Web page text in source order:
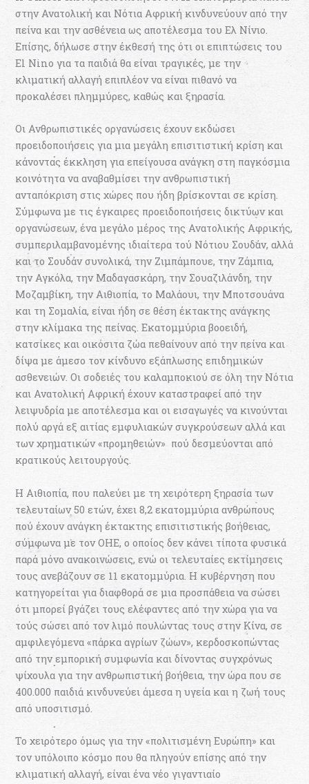
στην Ανατολική και Νότια Αφρική κινδυνεύουν από την
πείνα και την ασθένεια ως αποτέλεσμα του Ελ Νίνιο.
Επίσης, δήλωσε στην έκθεσή της ότι οι επιπτώσεις του
El Nino για τα παιδιά θα είναι τραγικές, με την
κλιματική αλλαγή επιπλέον να είναι πιθανό να
προκαλέσει πλημμύρες, καθώς και ξηρασία.
Οι Ανθρωπιστικές οργανώσεις έχουν εκδώσει
προειδοποιήσεις για μια μεγάλη επισιτιστική κρίση και
κάνοντας έκκληση για επείγουσα ανάγκη στη παγκόσμια
κοινότητα να αναβαθμίσει την ανθρωπιστική
ανταπόκριση στις χώρες που ήδη βρίσκονται σε κρίση.
Σύμφωνα με τις έγκαιρες προειδοποιήσεις δικτύων και
οργανώσεων, ένα μεγάλο μέρος της Ανατολικής Αφρικής,
συμπεριλαμβανομένης ιδιαίτερα τού Νότιου Σουδάν, αλλά
και το Σουδάν συνολικά, την Ζιμπάμπουε, την Ζάμπια,
την Αγκόλα, την Μαδαγασκάρη, την Σουαζιλάνδη, την
Μοζαμβίκη, την Αιθιοπία, το Μαλάουι, την Μποτσουάνα
και τη Σομαλία, είναι ήδη σε θέση έκτακτης ανάγκης
στην κλίμακα της πείνας. Εκατομμύρια βοοειδή,
κατσίκες και οικόσιτα ζώα πεθαίνουν από την πείνα και
δίψα με άμεσο τον κίνδυνο εξάπλωσης επιδημικών
ασθενειών. Οι σοδειές του καλαμποκιού σε όλη την Νότια
και Ανατολική Αφρική έχουν καταστραφεί από την
λειψυδρία με αποτέλεσμα και οι εισαγωγές να κινούνται
πολύ αργά εξ αιτίας εμφυλιακών συγκρούσεων αλλά και
των χρηματικών «προμηθειών» πού δεσμεύονται από
κρατικούς λειτουργούς.
Η Αιθιοπία, που παλεύει με τη χειρότερη ξηρασία των
τελευταίων 50 ετών, έχει 8,2 εκατομμύρια ανθρώπους
πού έχουν ανάγκη έκτακτης επισιτιστικής βοήθειας,
σύμφωνα με τον ΟΗΕ, ο οποίος δεν κάνει τίποτα φυσικά
παρά μόνο ανακοινώσεις, ενώ οι τελευταίες εκτίμησεις
τους ανεβάζουν σε 11 εκατομμύρια. Η κυβέρνηση που
κατηγορείται για διαφθορά σε μια προσπάθεια να σώσει
ότι μπορεί βγάζει τους ελέφαντες από την χώρα για να
τούς σώσει από τον λιμό πουλώντας τους στην Κίνα, σε
αμφιλεγόμενα «πάρκα αγρίων ζώων», κερδοσκοπώντας
από την εμπορική συμφωνία και δίνοντας συγχρόνως
ψίχουλα για την ανθρωπιστική βοήθεια, την ώρα που σε
400.000 παιδιά κινδυνεύει άμεσα η υγεία και η ζωή τους
από υποσιτισμό.
Το χειρότερο όμως για την «πολιτισμένη Ευρώπη» και
τον υπόλοιπο κόσμο που θα πληγούν επίσης από την
κλιματική αλλαγή, είναι ένα νέο γιγαντιαίο